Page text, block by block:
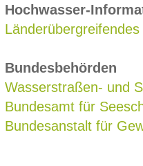
Hochwasser-
Bundesbehörden
Wasserstraßen- und
Bundesamt für
Bundesanstalt für